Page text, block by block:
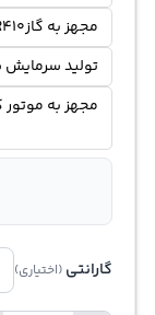
مجهز به گازR410
تولید سرمایش
مجهز به موتور
گارانتی (اختیاری)